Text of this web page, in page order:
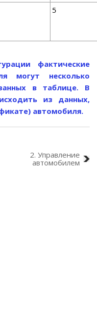
5
фактические
могут несколько
в таблице. В
из данных,
автомобиля.
2. Управление
автомобилем